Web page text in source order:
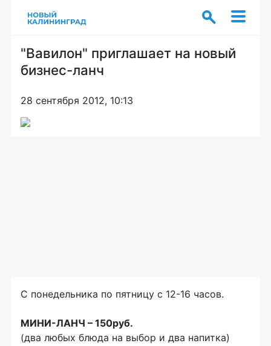
"Вавилон" приглашает на новый
бизнес-ланч
28 сентября 2012, 10:13
С понедельника по пятницу с 12-16 часов.
МИНИ-ЛАНЧ – 150руб.
(два любых блюда на выбор и два напитка)